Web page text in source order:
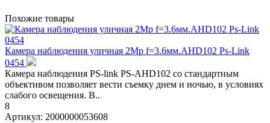
Похожие товары
Камера наблюдения уличная 2Mp f=3.6мм.AHD102 Ps-Link
0454
Камера наблюдения PS-link PS-AHD102 со стандартным
объективом позволяет вести съемку днем и ночью, в условиях
слабого освещения. В..
8
Артикул: 2000000053608